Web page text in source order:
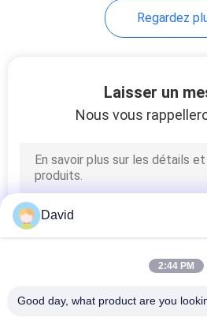
Feuille
Doublure de
de frein
Regardez
Laisser un
Nous vous
David
2:44 PM
Good day, what product are you